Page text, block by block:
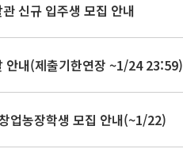
신규 입주생 모집 안내
안내(제출기한연장 ~1/24 23:59)
업농장학생 모집 안내(~1/22)